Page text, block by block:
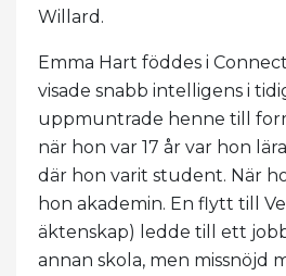
Willard.
Emma Hart föddes i
visade snabb intelligens i
uppmuntrade henne till
när hon var 17 år var hon
där hon varit student. När
hon akademin. En flytt till
äktenskap) ledde till ett
annan skola, men missnöjd